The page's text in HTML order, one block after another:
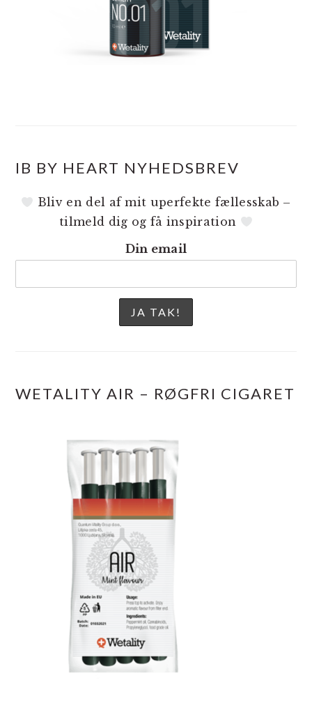
IB BY HEART NYHEDSBREV
Bliv en del af mit uperfekte fællesskab –
tilmeld dig og få inspiration
Din email
WETALITY AIR – RØGFRI CIGARET